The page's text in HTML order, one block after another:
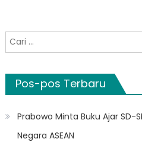
Cari
untuk:
Pos-pos Terbaru
Prabowo Minta Buku Ajar SD-
Negara ASEAN